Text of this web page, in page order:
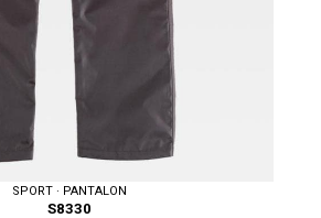
SPORT · PANTALON
S8330